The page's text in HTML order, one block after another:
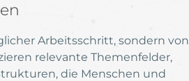
Arbeitsschritt, sondern von
relevante Themenfelder,
die Menschen und